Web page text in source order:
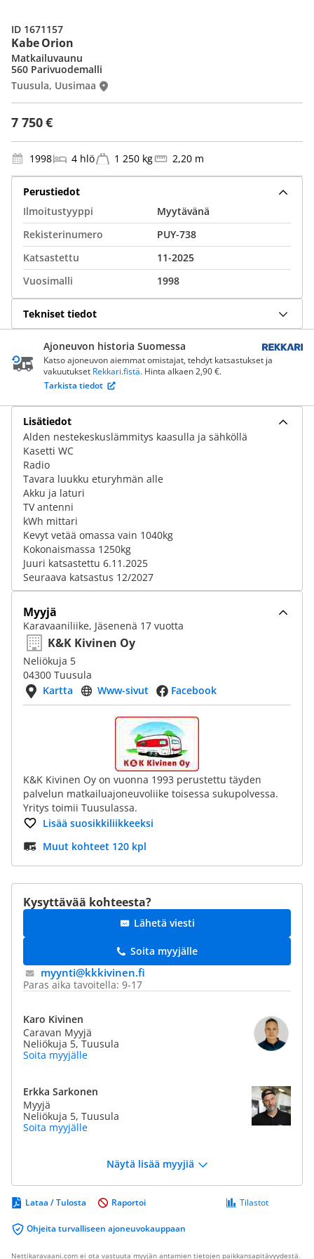
Kabe Orion
7 750 €
Matkailuvaunu
560 Parivuodemalli
Tuusula, Uusimaa
ID 1671157
1998 4 hlö 1 250 kg 2,20 m
Perustiedot
Ilmoitustyyppi
Myytävänä
Rekisterinumero
PUY-738
Katsastettu
11-2025
Vuosimalli
1998
Tekniset tiedot
Ajoneuvon historia Suomessa
Katso ajoneuvon aiemmat omistajat, tehdyt katsastukset ja
vakuutukset Rekkari.fistä. Hinta alkaen 2,90 €.
Tarkista tiedot
Lisätiedot
Alden nestekeskuslämmitys kaasulla ja sähköllä
Kasetti WC
Radio
Tavara luukku eturyhmän alle
Akku ja laturi
TV antenni
kWh mittari
Kevyt vetää omassa vain 1040kg
Kokonaismassa 1250kg
Juuri katsastettu 6.11.2025
Seuraava katsastus 12/2027
Myyjä
Karavaaniliike, Jäsenenä 17 vuotta
K&K Kivinen Oy
Neliökuja 5
04300 Tuusula
Kartta
Www-sivut Facebook
K&K Kivinen Oy on vuonna 1993 perustettu täyden
palvelun matkailuajoneuvoliike toisessa sukupolvessa.
Yritys toimii Tuusulassa.
Lisää suosikkiliikkeeksi
Muut kohteet 120 kpl
Kysyttävää kohteesta?
Lähetä viesti
Soita myyjälle
myynti@​kkkivinen.fi
Paras aika tavoitella: 9-17
Karo Kivinen
Caravan Myyjä
Neliökuja 5, Tuusula
Soita myyjälle
Erkka Sarkonen
Myyjä
Neliökuja 5, Tuusula
Soita myyjälle
Näytä lisää myyjiä
Lataa / Tulosta
Ohjeita turvalliseen ajoneuvokauppaan
Tilastot
Raportoi
Nettikaravaani.com ei ota vastuuta myyjän antamien tietojen paikkansapitävyydestä.